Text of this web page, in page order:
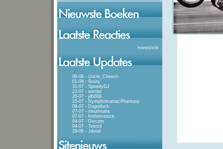
»overzicht
06-08 - Uncle_Cheech
01-08 - Soury
31-07 - SpeedyGJ
22-07 - wimbo
20-07 - jdh009
15-07 - NymphomaniacPhantasy
09-07 - Dagoduck
07-07 - sleuthtiara
07-07 - firehomesick
04-07 - Divcom
04-07 - Teerzii
29-06 - Jdood